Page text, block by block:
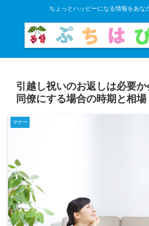
ちょっとハッピーになる情報をあな
引越し祝いのお返しは必要
同僚にする場合の時期と相場
マナー